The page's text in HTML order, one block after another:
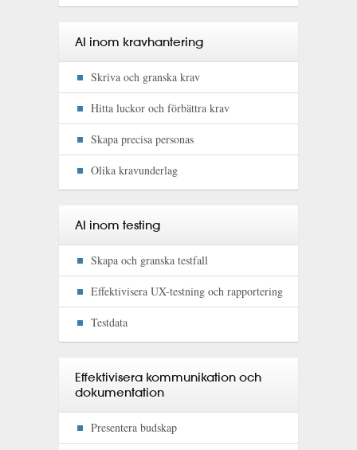
AI inom kravhantering
Skriva och granska krav
Hitta luckor och förbättra krav
Skapa precisa personas
Olika kravunderlag
AI inom testing
Skapa och granska testfall
Effektivisera UX-testning och rapportering
Testdata
Effektivisera kommunikation och
dokumentation
Presentera budskap